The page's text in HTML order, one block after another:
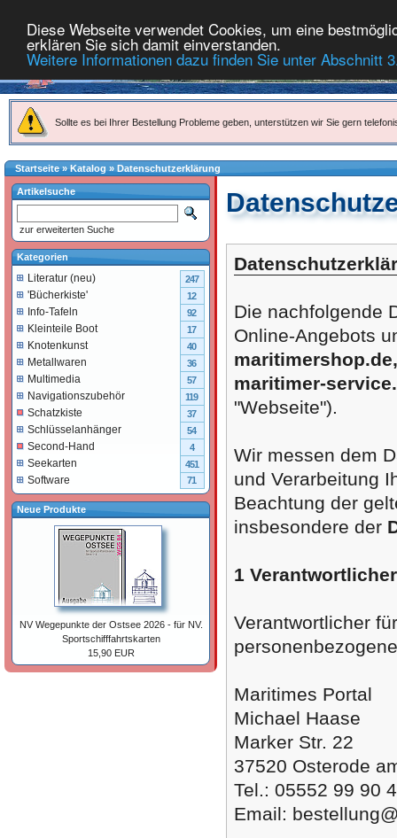
Diese Webseite verwendet Cookies, um eine
erklären Sie sich damit einverstanden.
Weitere Informationen dazu finden Sie unter Abschnitt
Sollte es bei Ihrer Bestellung Probleme geben, unterstützen wir Sie gern
Startseite»Katalog » Datenschutzerklärung
Die nachfolgende
Online-Angebots
maritimer-
"Webseite").
Wir messen dem
und Verarbeitung
Beachtung der
insbesondere der
1 Verantwortlicher
Verantwortlicher
Maritimes Portal
Michael Haase
Marker Str. 22
37520 Osterode
Tel.: 05552 99 90
Email:
Artikelsuche
zur erweiterten Suche
Kategorien
Literatur (neu) 247
'Bücherkiste' 12
Info-Tafeln 92
Kleinteile Boot 17
Knotenkunst 40
Metallwaren 36
Multimedia 57
Navigationszubehör 119
Schatzkiste 37
Schlüsselanhänger 54
Second-Hand 4
Seekarten 451
Software 71
Neue Produkte
NV Wegepunkte der Ostsee 2026 - für NV.
Sportschifffahrtskarten
15,90 EUR